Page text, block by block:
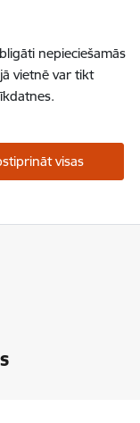
nepieciešamās
vietnē var tikt
visas